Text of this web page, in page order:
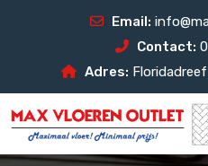
Email:
Contact:
Adres: